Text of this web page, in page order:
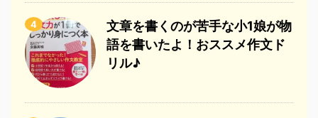
4
文章を書くのが苦手な小1娘が物
語を書いたよ！おススメ作文ド
リル♪